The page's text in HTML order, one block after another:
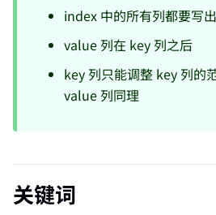
index 中的所有列都要写
value 列在 key 列之后
key 列只能调整 key 列的
value 列同理
关键词